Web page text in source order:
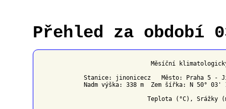
Přehled za období
Měsíční
Stanice: jinonicecz   Město: Praha 5 -
Nadm výška: 338 m  Zem šířka: N 50°
Teplota (°C), Srážky